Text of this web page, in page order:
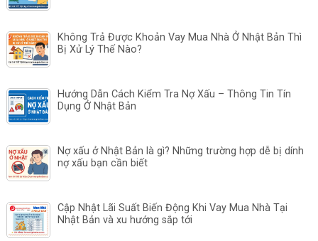
Không Trả Được Khoản Vay Mua Nhà Ở Nhật Bản Thì
Bị Xử Lý Thế Nào?
Hướng Dẫn Cách Kiểm Tra Nợ Xấu – Thông Tin Tín
Dụng Ở Nhật Bản
Nợ xấu ở Nhật Bản là gì? Những trường hợp dễ bị dính
nợ xấu bạn cần biết
Cập Nhật Lãi Suất Biến Động Khi Vay Mua Nhà Tại
Nhật Bản và xu hướng sắp tới